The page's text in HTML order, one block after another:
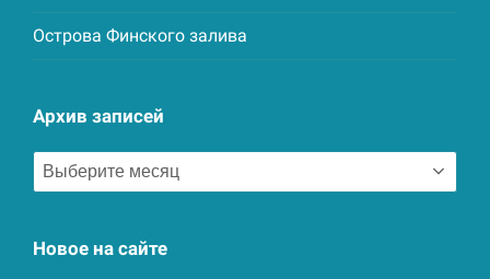
Острова Финского залива
Архив записей
Архив
записей
Новое на сайте